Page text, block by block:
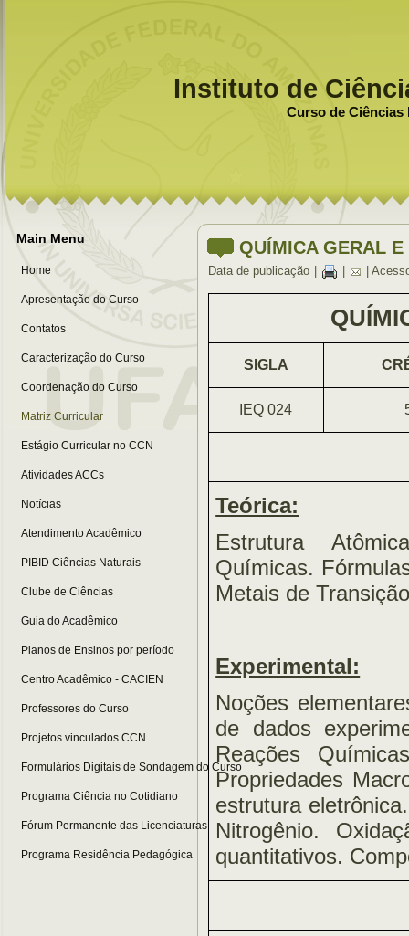
Instituto de
Curso de Ciências
Main Menu
Home
Apresentação do Curso
Contatos
Caracterização do Curso
Coordenação do Curso
Matriz Curricular
Estágio Curricular no CCN
Atividades ACCs
Notícias
Atendimento Acadêmico
PIBID Ciências Naturais
Clube de Ciências
Guia do Acadêmico
Planos de Ensinos por período
Centro Acadêmico - CACIEN
Professores do Curso
Projetos vinculados CCN
Formulários Digitais de Sondagem do Curso
Programa Ciência no Cotidiano
Fórum Permanente das Licenciaturas
Programa Residência Pedagógica
QUÍMICA GERAL
Data de publicação |
SIGLA
IEQ 024
Teórica:
Estrutura
Químicas.
Metais de
Experimental:
Noções
de dados
Reações
Propriedades
estrutura
Nitrogênio.
quantitativos.